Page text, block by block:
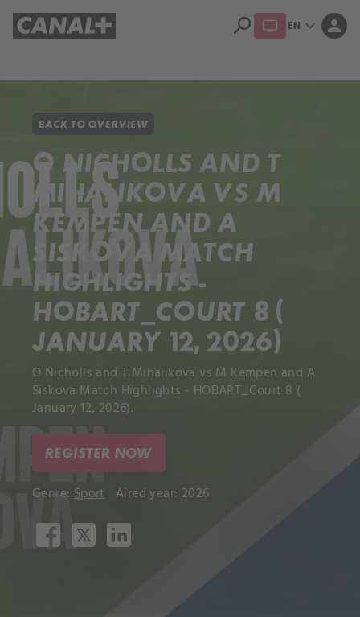
search EN expand_more person
BACK TO OVERVIEW
O NICHOLLS AND T
MIHALIKOVA VS M
KEMPEN AND A
SISKOVA MATCH
HIGHLIGHTS -
HOBART_COURT 8 (
JANUARY 12, 2026)
O Nicholls and T Mihalikova vs M Kempen and A
Siskova Match Highlights - HOBART_Court 8 (
January 12, 2026).
REGISTER NOW
Genre: Sport Aired year: 2026